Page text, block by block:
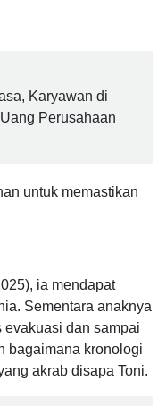
Karyawan di
Perusahaan
untuk memastikan
ia mendapat
Sementara anaknya
evakuasi dan sampai
bagaimana kronologi
akrab disapa Toni.